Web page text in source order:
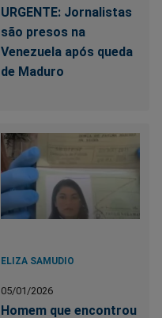
URGENTE: Jornalistas
são presos na
Venezuela após queda
de Maduro
ELIZA SAMUDIO
05/01/2026
Homem que encontrou